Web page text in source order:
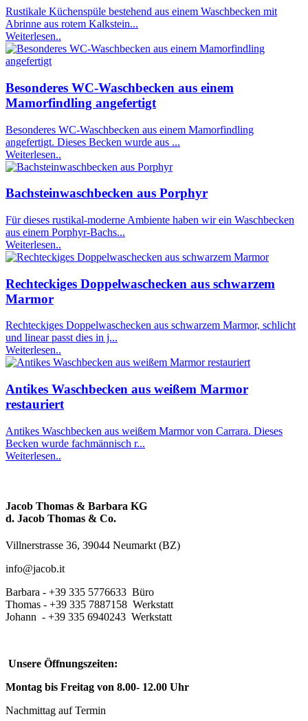
Rustikale Küchenspüle bestehend aus einem Waschbecken mit
Abrinne aus rotem Kalkstein...
Weiterlesen..
Besonderes WC-Waschbecken aus einem
Mamorfindling angefertigt
Besonderes WC-Waschbecken aus einem Mamorfindling
angefertigt. Dieses Becken wurde aus ...
Weiterlesen..
Bachsteinwaschbecken aus Porphyr
Für dieses rustikal-moderne Ambiente haben wir ein Waschbecken
aus einem Porphyr-Bachs...
Weiterlesen..
Rechteckiges Doppelwaschecken aus schwarzem
Marmor
Rechteckiges Doppelwaschecken aus schwarzem Marmor, schlicht
und linear passt dies in j...
Weiterlesen..
Antikes Waschbecken aus weißem Marmor
restauriert
Antikes Waschbecken aus weißem Marmor von Carrara. Dieses
Becken wurde fachmännisch r...
Weiterlesen..
Jacob Thomas & Barbara KG
d. Jacob Thomas & Co.
Villnerstrasse 36, 39044 Neumarkt (BZ)
info@jacob.it
Barbara - +39 335 5776633 Büro
Thomas - +39 335 7887158 Werkstatt
Johann - +39 335 6940243 Werkstatt
Unsere Öffnungszeiten:
Montag bis Freitag von 8.00- 12.00 Uhr
Nachmittag auf Termin